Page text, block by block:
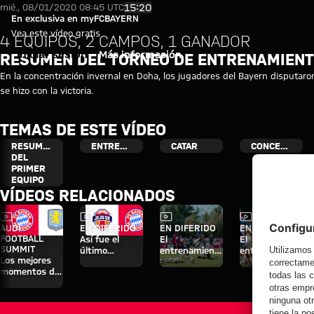
Resumen del torneo de
Reproducir vídeo
En exclusiva en myFCBAYERN
Vea este vídeo gratis
Iniciar sesión Más información
mié., 08/01/2020 08:45 UTC15:20
4 EQUIPOS, 2 CAMPOS, 1 GANADOR
RESUMEN DEL TORNEO DE
En la concentración invernal en Doha, los jugadores del Bayern
se hizo con la victoria.
TEMAS DE ESTE VÍDEO
RESUMEN
DEL
PRIMER
EQUIPO
ENTRENAMIENTO CATAR CONCENTRACIÓN
VÍDEOS RELACIONADOS
Vídeo
AUDI
FOOTBALL
SUMMIT
Los mejores
momentos del
Vídeo
EN DIFERIDO
Así fue el
último
Vídeo
EN DIFERIDO
El
entrenamiento
abierto al
Vídeo
EN DIFERIDO
El
entrenamiento
abierto al
público del
martes en el
Tegernsee